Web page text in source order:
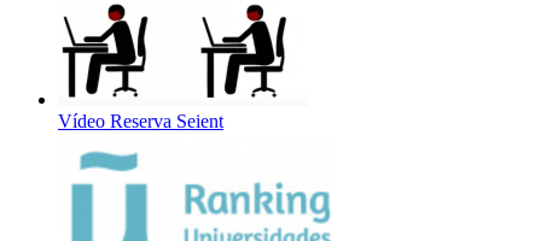
Vídeo Reserva Seient